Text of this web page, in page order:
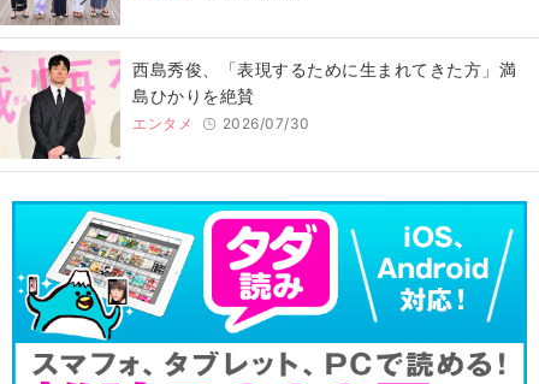
西島秀俊、「表現するために生まれてきた方」満
島ひかりを絶賛
エンタメ 2026/07/30